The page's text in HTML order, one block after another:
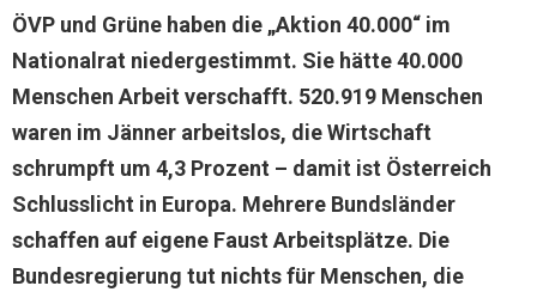
ÖVP und Grüne haben die „Aktion 40.000“ im
Nationalrat niedergestimmt. Sie hätte 40.000
Menschen Arbeit verschafft. 520.919 Menschen
waren im Jänner arbeitslos, die Wirtschaft
schrumpft um 4,3 Prozent – damit ist Österreich
Schlusslicht in Europa. Mehrere Bundsländer
schaffen auf eigene Faust Arbeitsplätze. Die
Bundesregierung tut nichts für Menschen, die